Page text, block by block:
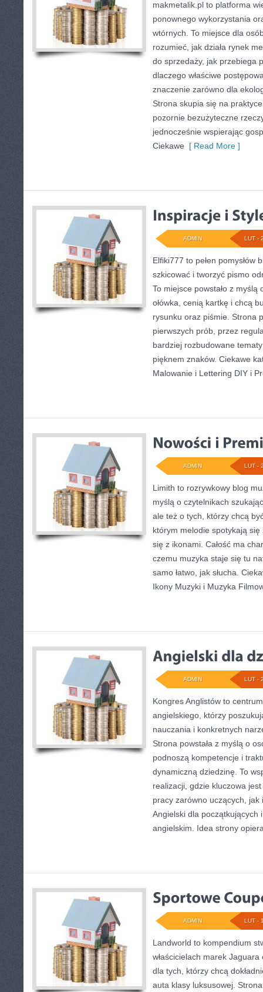
makmetalik.pl to platforma
ponownego wykorzystania
wtórnych. To miejsce dla
rozumieć, jak działa rynek
do sprzedaży, jak przebiega
dlaczego właściwe
znaczenie zarówno dla
Strona skupia się na
pozornie bezużyteczne
jednocześnie wspierając
Ciekawe [ Read More ]
LUT -
ADMIN
Elfiki777 to pełen pomysłów
szkicować i tworzyć pismo
To miejsce powstało z
ołówka, cenią kartkę i chcą
rysunku oraz piśmie. Strona
pierwszych prób, przez
bardziej rozbudowane
pięknem znaków. Ciekawe
Malowanie i Lettering DIY i
LUT -
ADMIN
Limith to rozrywkowy blog
myślą o czytelnikach
ale też o tych, którzy chcą
którym melodie spotykają się
się z ikonami. Całość ma
czemu muzyka staje się tu
samo łatwo, jak słucha.
Ikony Muzyki i Muzyka
LUT -
ADMIN
Kongres Anglistów to
angielskiego, którzy
nauczania i konkretnych
Strona powstała z myślą o
podnoszą kompetencje i
dynamiczną dziedzinę. To
realizacji, gdzie kluczowa
pracy zarówno uczących, jak
Angielski dla początkujących
angielskim. Idea strony
LUT -
ADMIN
Landworld to kompendium
właścicielach marek
dla tych, którzy chcą
auta klasy luksusowej.